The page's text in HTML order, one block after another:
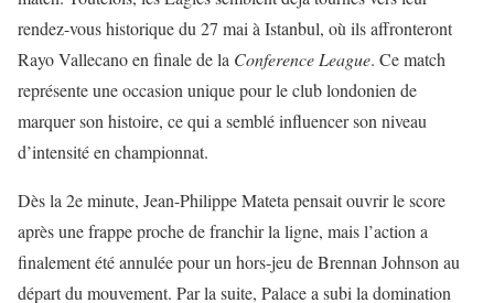
rendez-vous historique du 27 mai à Istanbul, où ils affronteront
Rayo Vallecano en finale de la Conference League. Ce match
représente une occasion unique pour le club londonien de
marquer son histoire, ce qui a semblé influencer son niveau
d’intensité en championnat.
Dès la 2e minute, Jean-Philippe Mateta pensait ouvrir le score
après une frappe proche de franchir la ligne, mais l’action a
finalement été annulée pour un hors-jeu de Brennan Johnson au
départ du mouvement. Par la suite, Palace a subi la domination